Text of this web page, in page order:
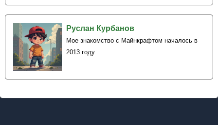
Руслан Курбанов
Мое знакомство с Майнкрафтом началось в
2013 году.